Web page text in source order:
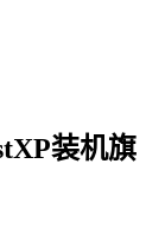
装机旗